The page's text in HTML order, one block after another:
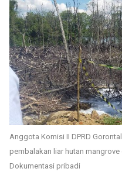
Anggota Komisi II DPRD
pembalakan liar hutan
Dokumentasi pribadi